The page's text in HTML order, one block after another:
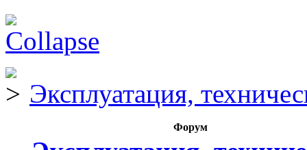
Эксплуатация,
Форум